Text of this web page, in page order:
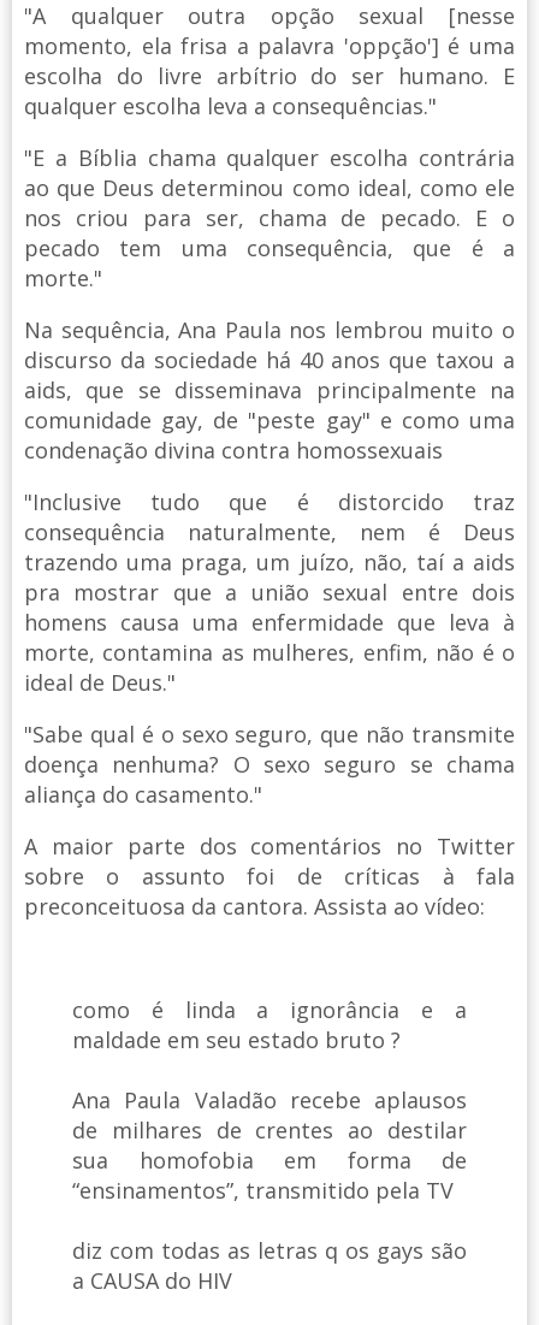
"A qualquer outra opção sexual [nesse
momento, ela frisa a palavra 'oppção'] é uma
escolha do livre arbítrio do ser humano. E
qualquer escolha leva a consequências."
"E a Bíblia chama qualquer escolha contrária
ao que Deus determinou como ideal, como ele
nos criou para ser, chama de pecado. E o
pecado tem uma consequência, que é a
morte."
Na sequência, Ana Paula nos lembrou muito o
discurso da sociedade há 40 anos que taxou a
aids, que se disseminava principalmente na
comunidade gay, de "peste gay" e como uma
condenação divina contra homossexuais
"Inclusive tudo que é distorcido traz
consequência naturalmente, nem é Deus
trazendo uma praga, um juízo, não, taí a aids
pra mostrar que a união sexual entre dois
homens causa uma enfermidade que leva à
morte, contamina as mulheres, enfim, não é o
ideal de Deus."
"Sabe qual é o sexo seguro, que não transmite
doença nenhuma? O sexo seguro se chama
aliança do casamento."
A maior parte dos comentários no Twitter
sobre o assunto foi de críticas à fala
preconceituosa da cantora. Assista ao vídeo:
como é linda a ignorância e a
maldade em seu estado bruto ?
Ana Paula Valadão recebe aplausos
de milhares de crentes ao destilar
sua homofobia em forma de
“ensinamentos”, transmitido pela TV
diz com todas as letras q os gays são
a CAUSA do HIV